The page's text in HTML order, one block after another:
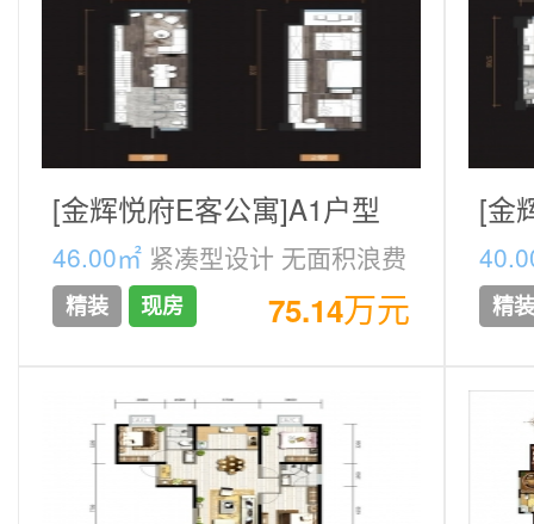
[金辉悦府E客公寓]A1户型
46.00㎡ 紧凑型设计 无面积浪费
精装 现房 75.14万元
[金
精装